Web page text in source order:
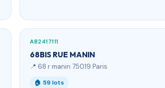
AB2417111
68BIS RUE MANIN
📍 68 r manin 75019 Paris
🏠 59 lots